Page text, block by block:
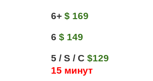
6+ $ 169
6 $ 149
5 / S / C $129
15 минут